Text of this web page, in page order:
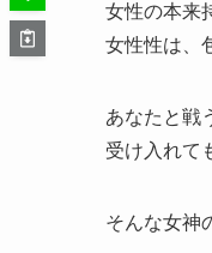
女性の本来
女性性は、
あなたと戦
受け入れて
そんな女神